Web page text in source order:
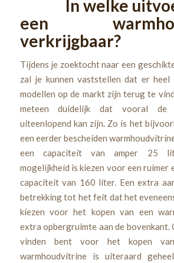
In welke
een
verkrijgbaar?
Tijdens je zoektocht naar een
zal je kunnen vaststellen dat er heel
modellen op de markt zijn terug te
meteen duidelijk dat vooral de
uiteenlopend kan zijn. Zo is het
een eerder bescheiden
een capaciteit van amper 25
mogelijkheid is kiezen voor een ruimer
capaciteit van 160 liter. Een extra
betrekking tot het feit dat het
kiezen voor het kopen van een
extra opbergruimte aan de bovenkant.
vinden bent voor het kopen
warmhoudvitrine is uiteraard